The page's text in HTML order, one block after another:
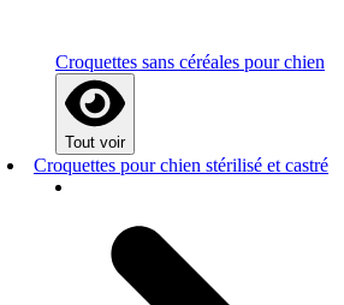
Croquettes sans céréales pour chien
Tout voir
Croquettes pour chien stérilisé et castré